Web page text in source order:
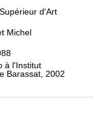
d'Art
Michel
à l'Institut
Barassat, 2002